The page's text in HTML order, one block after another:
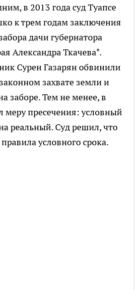
в 2013 года суд Туапсе
к трем годам заключения
дачи губернатора
Александра Ткачева".
Сурен Газарян обвинили
захвате земли и
заборе. Тем не менее, в
меру пресечения: условный
реальный. Суд решил, что
условного срока.